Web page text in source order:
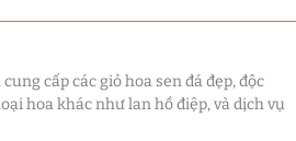
(390)
cấp các giỏ hoa sen đá đẹp, độc
hoa khác như lan hồ điệp, và dịch vụ